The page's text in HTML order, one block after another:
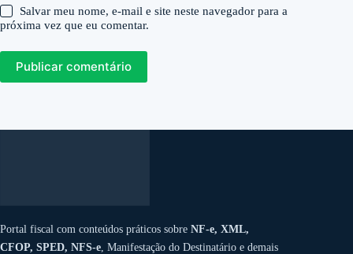
Salvar meu nome, e-mail e site neste navegador para a
próxima vez que eu comentar.
Publicar comentário
Portal fiscal com conteúdos práticos sobre NF-e, XML,
CFOP, SPED, NFS-e , Manifestação do Destinatário e demais